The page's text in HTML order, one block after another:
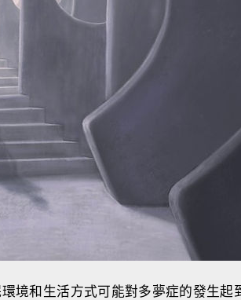
環境和生活方式可能對多夢症的發生